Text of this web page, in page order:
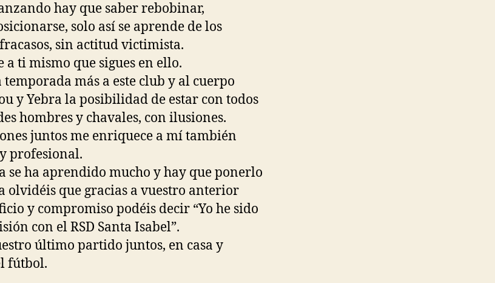
hay que saber rebobinar,
solo así se aprende de los
sin actitud victimista.
a ti mismo que sigues en ello.
más a este club y al cuerpo
y Yebra la posibilidad de estar con todos
hombres y chavales, con ilusiones.
juntos me enriquece a mí también
profesional.
se ha aprendido mucho y hay que ponerlo
olvidéis que gracias a vuestro anterior
y compromiso podéis decir “Yo he sido
con el RSD Santa Isabel”.
último partido juntos, en casa y
fútbol.